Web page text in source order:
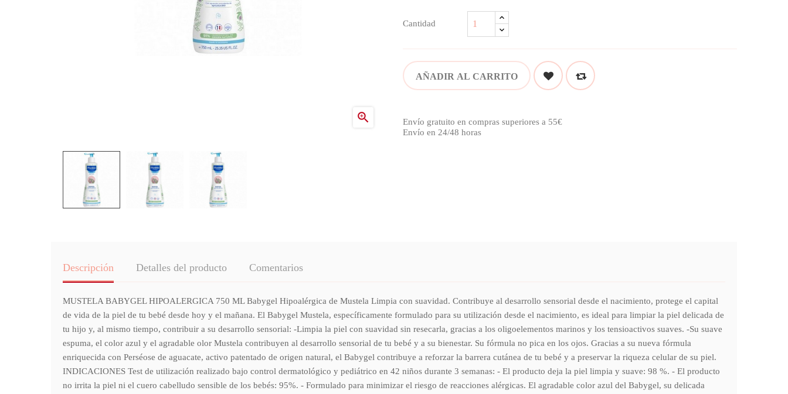

Cantidad
AÑADIR AL CARRITO
Envío gratuito en compras superiores a 55€
Envío en 24/48 horas
Descripción Detalles del producto Comentarios
MUSTELA BABYGEL HIPOALERGICA 750 ML Babygel Hipoalérgica de Mustela Limpia con suavidad. Contribuye al desarrollo sensorial desde el nacimiento, protege el capital
de vida de la piel de tu bebé desde hoy y el mañana. El Babygel Mustela, específicamente formulado para su utilización desde el nacimiento, es ideal para limpiar la piel delicada de
tu hijo y, al mismo tiempo, contribuir a su desarrollo sensorial: -Limpia la piel con suavidad sin resecarla, gracias a los oligoelementos marinos y los tensioactivos suaves. -Su suave
espuma, el color azul y el agradable olor Mustela contribuyen al desarrollo sensorial de tu bebé y a su bienestar. Su fórmula no pica en los ojos. Gracias a su nueva fórmula
enriquecida con Perséose de aguacate, activo patentado de origen natural, el Babygel contribuye a reforzar la barrera cutánea de tu bebé y a preservar la riqueza celular de su piel.
INDICACIONES Test de utilización realizado bajo control dermatológico y pediátrico en 42 niños durante 3 semanas: - El producto deja la piel limpia y suave: 98 %. - El producto
no irrita la piel ni el cuero cabelludo sensible de los bebés: 95%. - Formulado para minimizar el riesgo de reacciones alérgicas. El agradable color azul del Babygel, su delicada